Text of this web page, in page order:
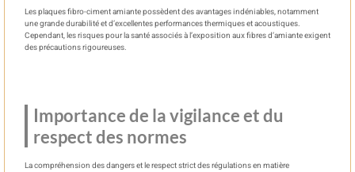
Les plaques fibro-ciment amiante possèdent des avantages indéniables, notamment
une grande durabilité et d’excellentes performances thermiques et acoustiques.
Cependant, les risques pour la santé associés à l’exposition aux fibres d’amiante exigent
des précautions rigoureuses.
Importance de la vigilance et du
respect des normes
La compréhension des dangers et le respect strict des régulations en matière